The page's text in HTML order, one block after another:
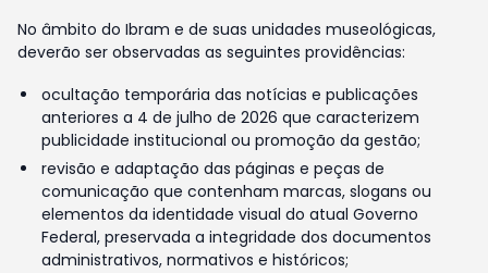
No âmbito do Ibram e de suas unidades museológicas,
deverão ser observadas as seguintes providências:
ocultação temporária das notícias e publicações
anteriores a 4 de julho de 2026 que caracterizem
publicidade institucional ou promoção da gestão;
revisão e adaptação das páginas e peças de
comunicação que contenham marcas, slogans ou
elementos da identidade visual do atual Governo
Federal, preservada a integridade dos documentos
administrativos, normativos e históricos;